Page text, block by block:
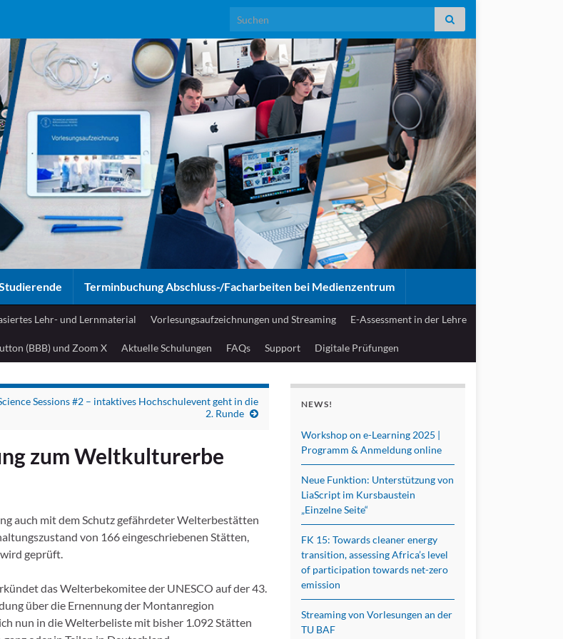
Search for:
Terminbuchung Abschluss-/Facharbeiten bei Medienzentrum
Lehr- und Lernmaterial Vorlesungsaufzeichnungen und Streaming E-Assessment in der Lehre
(BBB) und Zoom X Aktuelle Schulungen FAQs Support Digitale Prüfungen
Sessions #2 – intaktives Hochschulevent geht in die
2. Runde
zum Weltkulturerbe
auch mit dem Schutz gefährdeter Welterbestätten
von 166 eingeschriebenen Stätten,
geprüft.
das Welterbekomitee der UNESCO auf der 43.
über die Ernennung der Montanregion
nun in die Welterbeliste mit bisher 1.092 Stätten
NEWS!
Workshop on e-Learning 2025 |
Programm & Anmeldung online
Neue Funktion: Unterstützung von
LiaScript im Kursbaustein
„Einzelne Seite“
FK 15: Towards cleaner energy
transition, assessing Africa’s level
of participation towards net-zero
emission
Streaming von Vorlesungen an der
TU BAF